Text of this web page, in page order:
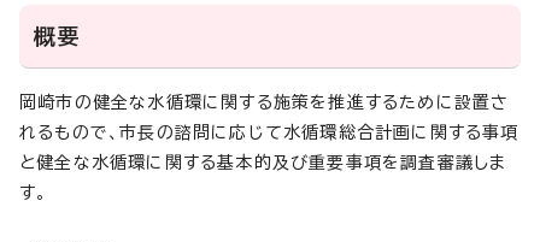
概要
岡崎市の健全な水循環に関する施策を推進するために設置さ
れるもので、市長の諮問に応じて水循環総合計画に関する事項
と健全な水循環に関する基本的及び重要事項を調査審議しま
す。